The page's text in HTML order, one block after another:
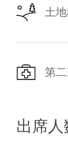
土
第
出席人